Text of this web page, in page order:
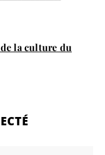
la culture du